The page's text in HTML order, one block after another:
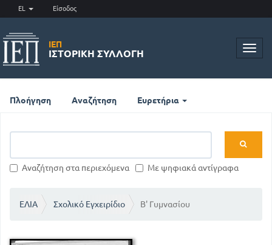
EL Είσοδος
ΙΕΠ
ΙΣΤΟΡΙΚΉ ΣΥΛΛΟΓΉ
Πλοήγηση Αναζήτηση Ευρετήρια
Αναζήτηση στα περιεχόμενα Με ψηφιακά αντίγραφα
ΕΛΙΑ Σχολικό Εγχειρίδιο Β' Γυμνασίου